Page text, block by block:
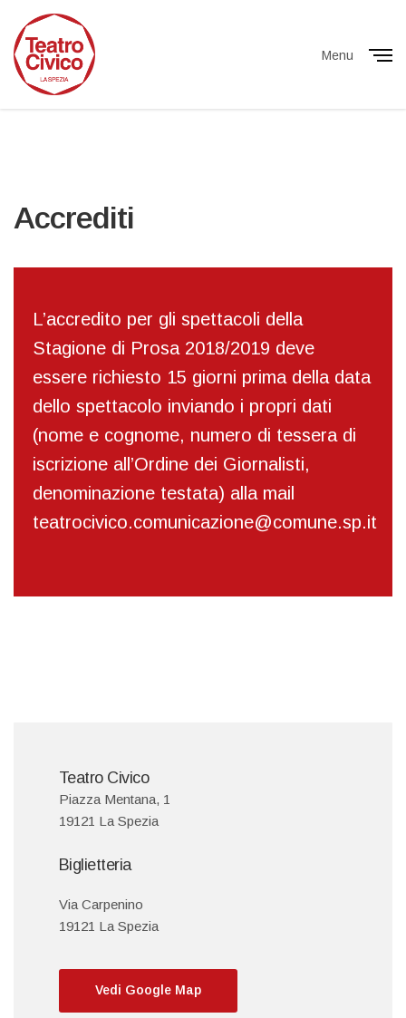
Menu
Accrediti
L’accredito per gli spettacoli della
Stagione di Prosa 2018/2019 deve
essere richiesto 15 giorni prima della data
dello spettacolo inviando i propri dati
(nome e cognome, numero di tessera di
iscrizione all’Ordine dei Giornalisti,
denominazione testata) alla mail
teatrocivico.comunicazione@comune.sp.it
Teatro Civico
Piazza Mentana, 1
19121 La Spezia
Biglietteria
Via Carpenino
19121 La Spezia
Vedi Google Map